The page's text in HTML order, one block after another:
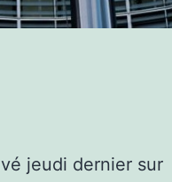
jeudi dernier sur